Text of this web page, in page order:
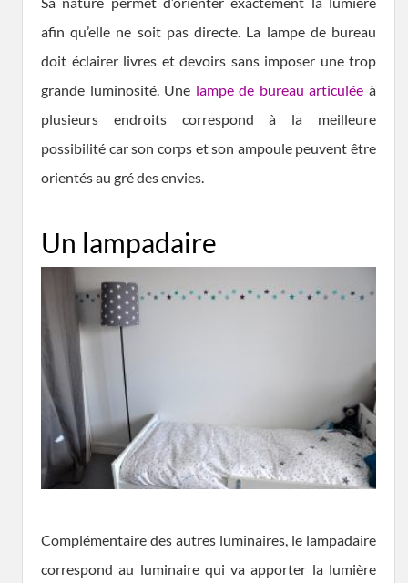
afin qu’elle ne soit pas directe. La lampe de bureau
doit éclairer livres et devoirs sans imposer une trop
grande luminosité. Une lampe de bureau articulée à
plusieurs endroits correspond à la meilleure
possibilité car son corps et son ampoule peuvent être
orientés au gré des envies.
Un lampadaire
Complémentaire des autres luminaires, le lampadaire
correspond au luminaire qui va apporter la lumière